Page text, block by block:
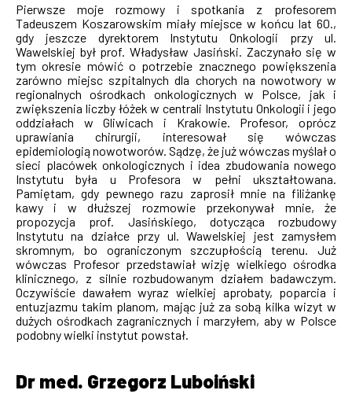
Pierwsze moje rozmowy i spotkania z profesorem
Tadeuszem Koszarowskim miały miejsce w końcu lat 60.,
gdy jeszcze dyrektorem Instytutu Onkologii przy ul.
Wawelskiej był prof. Władysław Jasiński. Zaczynało się w
tym okresie mówić o potrzebie znacznego powiększenia
zarówno miejsc szpitalnych dla chorych na nowotwory w
regionalnych ośrodkach onkologicznych w Polsce, jak i
zwiększenia liczby łóżek w centrali Instytutu Onkologii i jego
oddziałach w Gliwicach i Krakowie. Profesor, oprócz
uprawiania chirurgii, interesował się wówczas
epidemiologią nowotworów. Sądzę, że już wówczas myślał o
sieci placówek onkologicznych i idea zbudowania nowego
Instytutu była u Profesora w pełni ukształtowana.
Pamiętam, gdy pewnego razu zaprosił mnie na filiżankę
kawy i w dłuższej rozmowie przekonywał mnie, że
propozycja prof. Jasińskiego, dotycząca rozbudowy
Instytutu na działce przy ul. Wawelskiej jest zamysłem
skromnym, bo ograniczonym szczupłością terenu. Już
wówczas Profesor przedstawiał wizję wielkiego ośrodka
klinicznego, z silnie rozbudowanym działem badawczym.
Oczywiście dawałem wyraz wielkiej aprobaty, poparcia i
entuzjazmu takim planom, mając już za sobą kilka wizyt w
dużych ośrodkach zagranicznych i marzyłem, aby w Polsce
podobny wielki instytut powstał.
Dr med. Grzegorz Luboiński